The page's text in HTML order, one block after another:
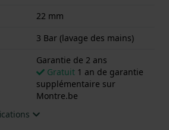
22 mm
3 Bar (lavage des mains)
Garantie de 2 ans
Gratuit 1 an de garantie
supplémentaire sur
Montre.be